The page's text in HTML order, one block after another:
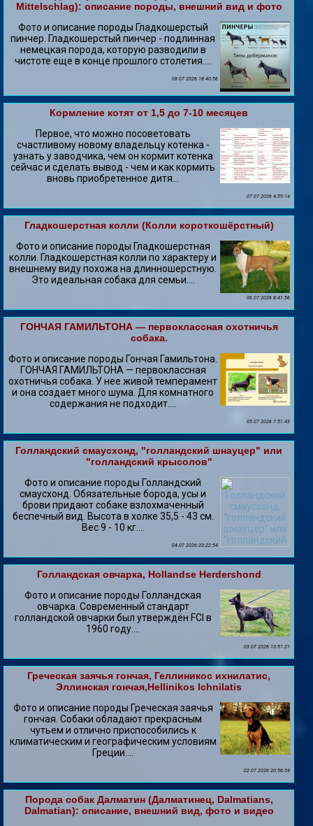
Mittelschlag): описание породы, внешний вид и фото
Фото и описание породы Гладкошерстый
пинчер. Гладкошерстый пинчер - подлинная
немецкая порода, которую разводили в
чистоте еще в конце прошлого столетия....
08 07 2026 18:40:56
Кормление котят от 1,5 до 7-10 месяцев
Первое, что можно посоветовать
счастливому новому владельцу котенка -
узнать у заводчика, чем он кормит котенка
сейчас и сделать вывод - чем и как кормить
вновь приобретенное дитя...
07 07 2026 4:59:14
Гладкошерстная колли (Колли короткошёрстный)
Фото и описание породы Гладкошерстная
колли. Гладкошерстная колли по хаpaктеру и
внешнему виду похожа на длинношерстную.
Это идеальная собака для семьи....
06 07 2026 8:41:56
ГОНЧАЯ ГАМИЛЬТОНА — первоклассная охотничья
собака.
Фото и описание породы Гончая Гамильтона.
ГОНЧАЯ ГАМИЛЬТОНА — первоклассная
охотничья собака. У нее живой темперамент
и она создает много шума. Для комнатного
содержания не подходит....
05 07 2026 7:51:43
Голландский смаусхонд, "голландский шнауцер" или
"голландский крысолов"
Фото и описание породы Голландский
смаусхонд. Обязательные борода, усы и
брови придают собаке взлохмаченный
беспечный вид. Высота в холке 35,5 - 43 см.
Вес 9 - 10 кг....
04 07 2026 23:22:54
Голландская овчарка, Hollandse Herdershond
Фото и описание породы Голландская
овчарка. Современный стандарт
голландской овчарки был утверждён FCI в
1960 году....
03 07 2026 13:51:21
Греческая заячья гончая, Геллиникос ихнилатис,
Эллинская гончая,Hellinikos Ichnilatis
Фото и описание породы Греческая заячья
гончая. Собаки обладают прекрасным
чутьем и отлично приспособились к
климатическим и географическим условиям
Греции....
02 07 2026 20:56:54
Порода собак Далматин (Далматинец, Dalmatians,
Dalmatian): описание, внешний вид, фото и видео